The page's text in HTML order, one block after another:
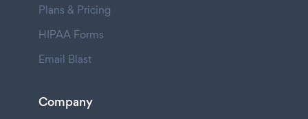
Plans & Pricing
HIPAA Forms
Email Blast
Company